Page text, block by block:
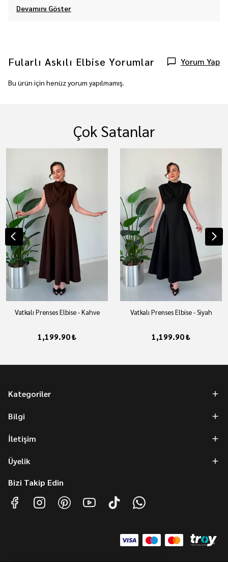
Devamını Göster
Fularlı Askılı Elbise Yorumlar Yorum Yap
Bu ürün için henüz yorum yapılmamış.
Çok Satanlar
Vatkalı Prenses Elbise - Kahve
1,199.90 ₺
Vatkalı Prenses Elbise - Siyah
1,199.90 ₺
Kategoriler
Bilgi
İletişim
Üyelik
Bizi Takip Edin